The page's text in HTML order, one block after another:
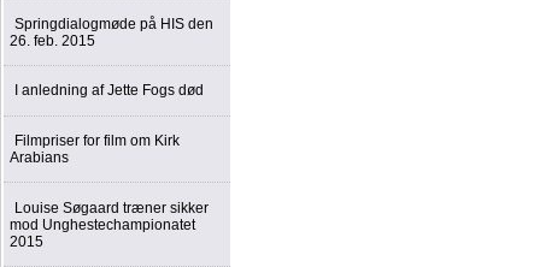
Springdialogmøde på HIS den
26. feb. 2015
I anledning af Jette Fogs død
Filmpriser for film om Kirk
Arabians
Louise Søgaard træner sikker
mod Unghestechampionatet
2015